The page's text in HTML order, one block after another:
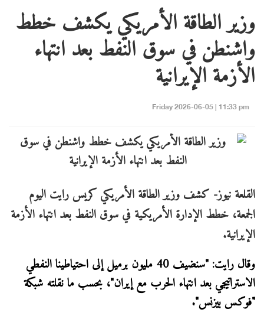
وزير الطاقة ⁠الأمريكي يكشف خطط
واشنطن في سوق النفط بعد انتهاء
الأزمة الإيرانية
Friday 2026-06-05 | 11:33 pm
القلعة نيوز- كشف وزير الطاقة ⁠الأمريكي ‌كريس رايت اليوم
الجمعة، خطط الإدارة الأمريكية في سوق النفط بعد انتهاء الأزمة
الإيرانية.
وقال رايت: "سنضيف ⁠40 مليون برميل ⁠إلى احتياطينا النفطي
الاستراتيجي بعد انتهاء الحرب مع إيران"، بحسب ما نقلته شبكة
"فوكس بيزنس".